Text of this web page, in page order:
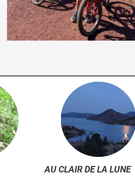
AU CLAIR DE LA LUNE